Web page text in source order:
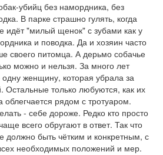
убийц без намордника, без
В парке страшно гулять, когда
идёт "милый щенок" с зубами как у
и поводка. Да и хозяин часто
своего питомца. А дерьмо собачье
можно и нельзя. За много лет
одну женщину, которая убрала за
Остальные только любуются, как их
облегчается рядом с тротуаром.
- себе дороже. Редко кто просто
всего обругают в ответ. Так что
должно быть чётким и конкретным, с
необходимых положений и мер.